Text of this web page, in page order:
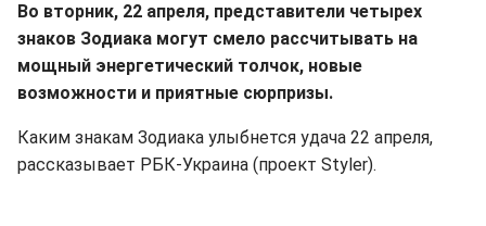
Во вторник, 22 апреля, представители четырех
знаков Зодиака могут смело рассчитывать на
мощный энергетический толчок, новые
возможности и приятные сюрпризы.
Каким знакам Зодиака улыбнется удача 22 апреля,
рассказывает РБК-Украина (проект Styler).